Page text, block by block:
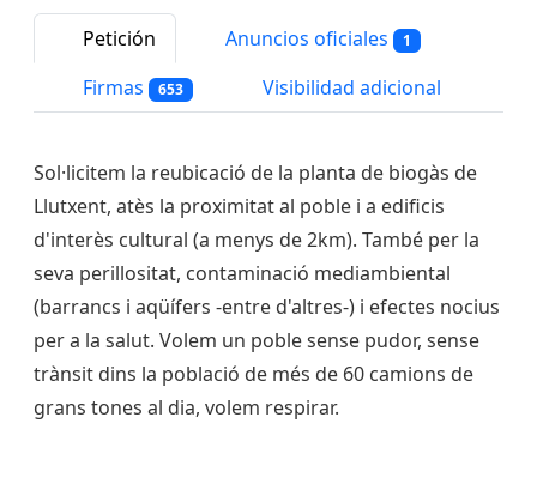
Petición Anuncios oficiales 1
Firmas 653 Visibilidad adicional
Sol·licitem la reubicació de la planta de biogàs de
Llutxent, atès la proximitat al poble i a edificis
d'interès cultural (a menys de 2km). També per la
seva perillositat, contaminació mediambiental
(barrancs i aqüífers -entre d'altres-) i efectes nocius
per a la salut. Volem un poble sense pudor, sense
trànsit dins la població de més de 60 camions de
grans tones al dia, volem respirar.